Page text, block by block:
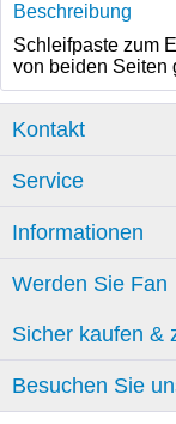
Beschreibung
Schleifpaste zum
von beiden Seiten
Kontakt
Service
Informationen
Werden Sie Fan
Sicher kaufen &
Besuchen Sie